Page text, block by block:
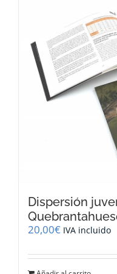
Dispersión
20,00€ IVA incluido